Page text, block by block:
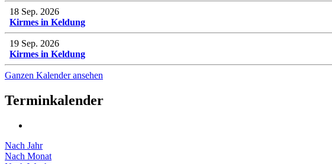
18 Sep. 2026
Kirmes in Keldung
19 Sep. 2026
Kirmes in Keldung
Ganzen Kalender ansehen
Terminkalender
Nach Jahr
Nach Monat